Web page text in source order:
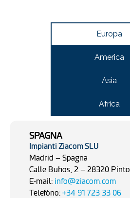
Europa
America
Asia
Africa
SPAGNA
Impianti Ziacom SLU
Madrid – Spagna
Calle Buhos, 2 – 28320 Pinto
E-mail: info@ziacom.com
Telefóno: +34 91 723 33 06